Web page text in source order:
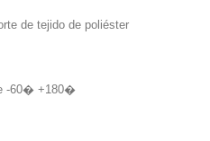
de tejido de poliéster
-60� +180�